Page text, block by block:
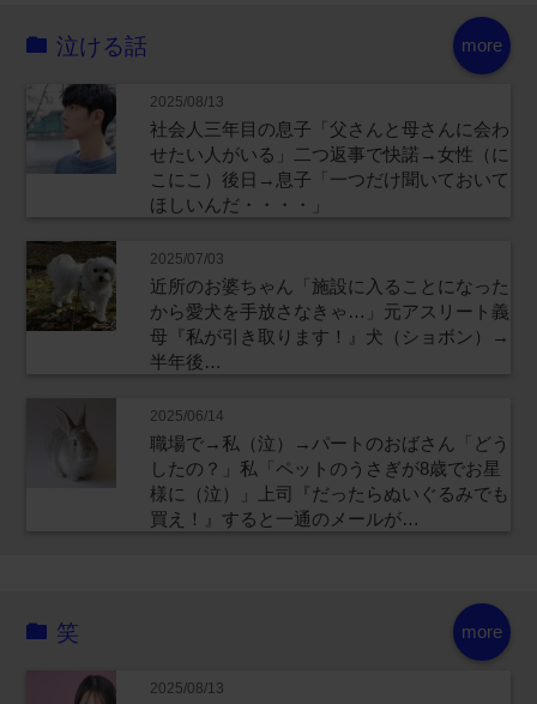
more
泣ける話
2025/08/13
社会人三年目の息子「父さんと母さんに会わ
せたい人がいる」二つ返事で快諾→女性（に
こにこ）後日→息子「一つだけ聞いておいて
ほしいんだ・・・・」
2025/07/03
近所のお婆ちゃん「施設に入ることになった
から愛犬を手放さなきゃ…」元アスリート義
母『私が引き取ります！』犬（ショボン）→
半年後…
2025/06/14
職場で→私（泣）→パートのおばさん「どう
したの？」私「ペットのうさぎが8歳でお星
様に（泣）」上司『だったらぬいぐるみでも
買え！』すると一通のメールが…
more
笑
2025/08/13